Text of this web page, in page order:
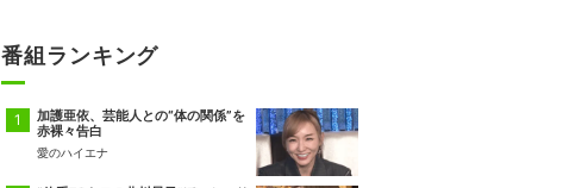
番組ランキング
加護亜依、芸能人との“体の関係”を
赤裸々告白
愛のハイエナ